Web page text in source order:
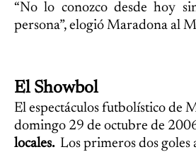
“No lo conozco desde hoy
persona”, elogió Maradona al
El Showbol
El espectáculos futbolístico de
domingo 29 de octubre de
locales.Los primeros dos goles